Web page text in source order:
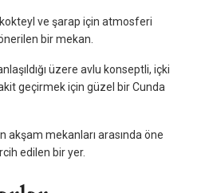
kokteyl ve şarap için atmosferi
bir mekan.
üzere avlu konseptli, içki
geçirmek için güzel bir Cunda
akşam mekanları arasında öne
edilen bir yer.